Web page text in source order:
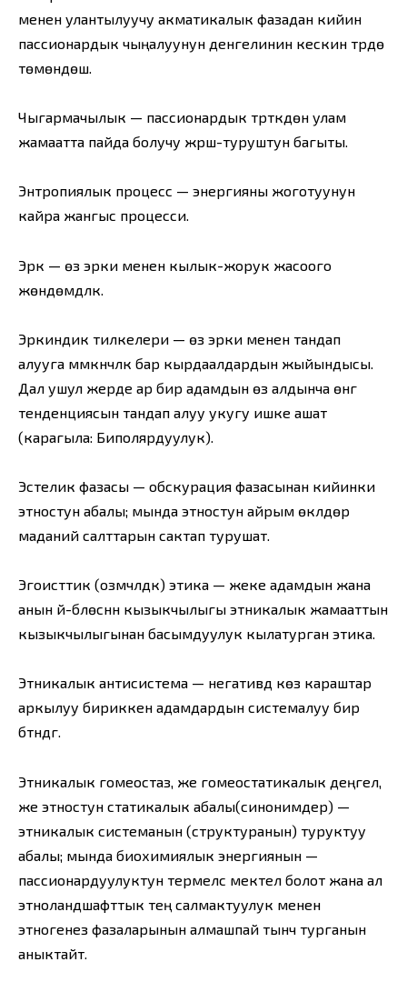
менен улантылуучу акматикалык фазадан кийин
пассионардык чыңалуунун денгелинин кескин түрдө
төмөндөшү.
Чыгармачылык — пассионардык түрткүдөн улам
жамаатта пайда болучу жүрүш-туруштун багыты.
Энтропиялык процесс — энергияны жоготуунун
кайра жангыс процесси.
Эрк — өз эрки менен кылык-жорук жасоого
жөндөмдүүлүк.
Эркиндик тилкелери — өз эрки менен тандап
алууга мүмкүнчүлүк бар кырдаалдардын жыйындысы.
Дал ушул жерде ар бир адамдын өз алдынча өнүгүү
тенденциясын тандап алуу укугу ишке ашат
(карагыла: Биполярдуулук).
Эстелик фазасы — обскурация фазасынан кийинки
этностун абалы; мында этностун айрым өкүлдөрү
маданий салттарын сактап турушат.
Эгоисттик (озүмчүлдүк) этика — жеке адамдын жана
анын үй-бүлөсүнүн кызыкчылыгы этникалык жамааттын
кызыкчылыгынан басымдуулук кылатурган этика.
Этникалык антисистема — негативдүү көз караштар
аркылуу бириккен адамдардын системалуу бир
бүтүндүгү.
Этникалык гомеостаз, же гомеостатикалык деңгел,
же этностун статикалык абалы(синонимдер) —
этникалык системанын (структуранын) туруктуу
абалы; мында биохимиялык энергиянын —
пассионардуулуктун термелүүсү мектелүү болот жана ал
этноландшафттык тең салмактуулук менен
этногенез фазаларынын алмашпай тынч турганын
аныктайт.